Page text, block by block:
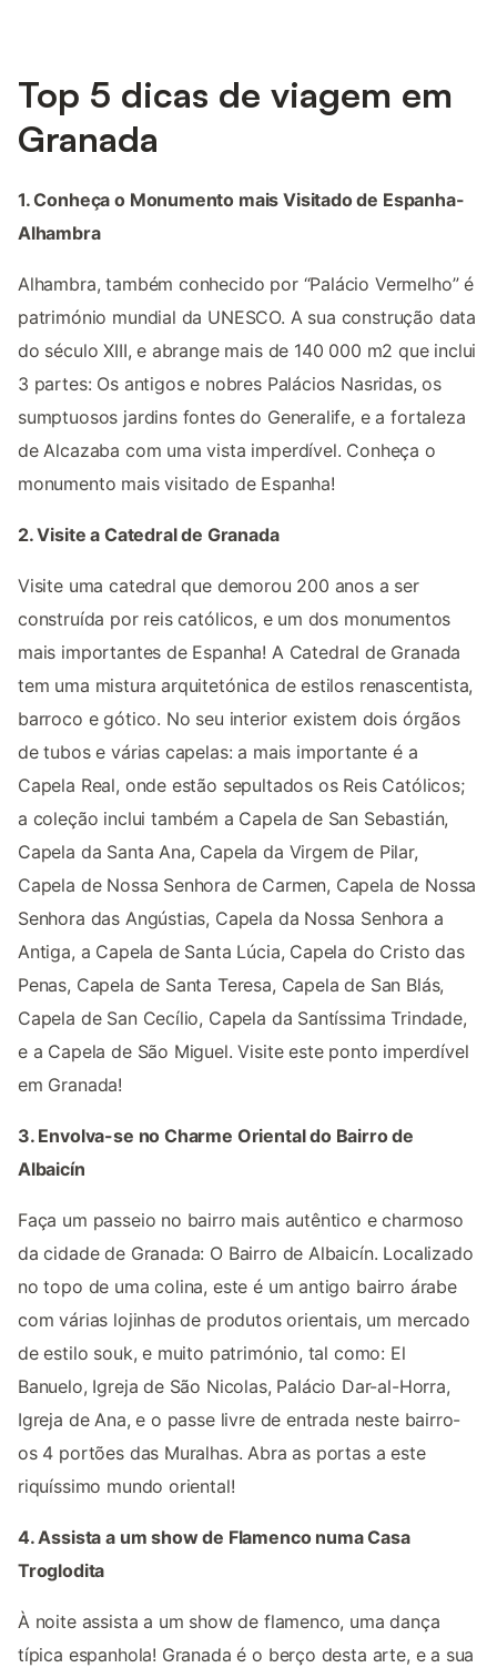
Top 5 dicas de viagem em
Granada
1. Conheça o Monumento mais Visitado de Espanha-
Alhambra
Alhambra, também conhecido por “Palácio Vermelho” é
património mundial da UNESCO. A sua construção data
do século XIII, e abrange mais de 140 000 m2 que inclui
3 partes: Os antigos e nobres Palácios Nasridas, os
sumptuosos jardins fontes do Generalife, e a fortaleza
de Alcazaba com uma vista imperdível. Conheça o
monumento mais visitado de Espanha!
2. Visite a Catedral de Granada
Visite uma catedral que demorou 200 anos a ser
construída por reis católicos, e um dos monumentos
mais importantes de Espanha! A Catedral de Granada
tem uma mistura arquitetónica de estilos renascentista,
barroco e gótico. No seu interior existem dois órgãos
de tubos e várias capelas: a mais importante é a
Capela Real, onde estão sepultados os Reis Católicos;
a coleção inclui também a Capela de San Sebastián,
Capela da Santa Ana, Capela da Virgem de Pilar,
Capela de Nossa Senhora de Carmen, Capela de Nossa
Senhora das Angústias, Capela da Nossa Senhora a
Antiga, a Capela de Santa Lúcia, Capela do Cristo das
Penas, Capela de Santa Teresa, Capela de San Blás,
Capela de San Cecílio, Capela da Santíssima Trindade,
e a Capela de São Miguel. Visite este ponto imperdível
em Granada!
3. Envolva-se no Charme Oriental do Bairro de
Albaicín
Faça um passeio no bairro mais autêntico e charmoso
da cidade de Granada: O Bairro de Albaicín. Localizado
no topo de uma colina, este é um antigo bairro árabe
com várias lojinhas de produtos orientais, um mercado
de estilo souk, e muito património, tal como: El
Banuelo, Igreja de São Nicolas, Palácio Dar-al-Horra,
Igreja de Ana, e o passe livre de entrada neste bairro-
os 4 portões das Muralhas. Abra as portas a este
riquíssimo mundo oriental!
4. Assista a um show de Flamenco numa Casa
Troglodita
À noite assista a um show de flamenco, uma dança
típica espanhola! Granada é o berço desta arte, e a sua